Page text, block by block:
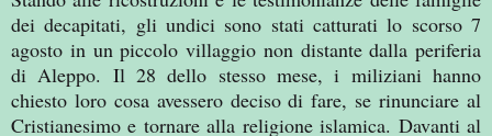
dei decapitati, gli undici sono stati catturati lo scorso 7
agosto in un piccolo villaggio non distante dalla periferia
di Aleppo. Il 28 dello stesso mese, i miliziani hanno
chiesto loro cosa avessero deciso di fare, se rinunciare al
Cristianesimo e tornare alla religione islamica. Davanti al